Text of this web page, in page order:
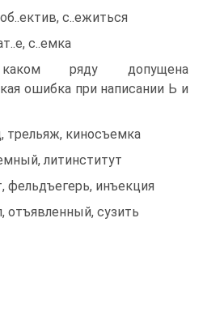
с..ежиться
с..емка
ряду допущена
ошибка при написании Ь и
трельяж, киносъемка
литинститут
фельдъегерь, инъекция
отъявленный, сузить